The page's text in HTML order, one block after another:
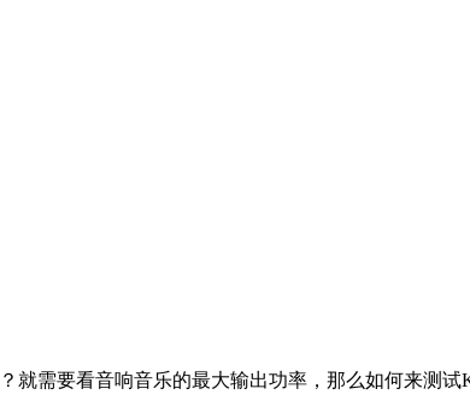
就需要看音响音乐的最大输出功率，那么如何来测